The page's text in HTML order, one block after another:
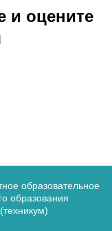
и оцените
образовательное
образования